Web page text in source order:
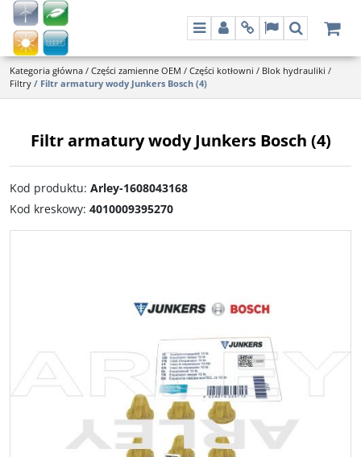
MenuPanelInfoLangSzukaj
Kategoria główna / Części zamienne OEM / Części kotłowni / Blok hydrauliki /
Filtry / Filtr armatury wody Junkers Bosch (4)
Filtr armatury wody Junkers Bosch (4)
Kod produktu: Arley-1608043168
Kod kreskowy: 4010009395270